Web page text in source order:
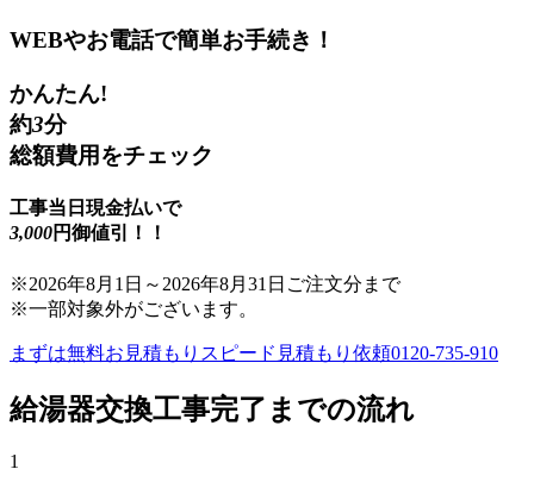
WEBやお電話で簡単お手続き！
かんたん!
約3分
総額費用をチェック
工事当日現金払いで
3,000円御値引！！
※2026年8月1日 ～ 2026年8月31日 ご注文分まで
※一部対象外がございます。
まずは無料お見積もり スピード見積もり依頼0120-735-910
給湯器交換工事完了までの流れ
1